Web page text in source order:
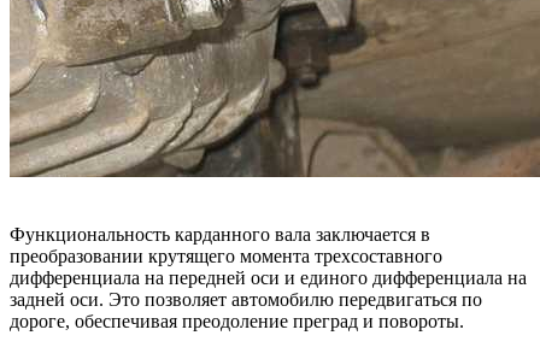
Функциональность карданного вала заключается в
преобразовании крутящего момента трехсоставного
дифференциала на передней оси и единого дифференциала на
задней оси. Это позволяет автомобилю передвигаться по
дороге, обеспечивая преодоление преград и повороты.